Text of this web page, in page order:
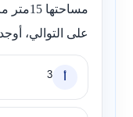
على التوالي،
3